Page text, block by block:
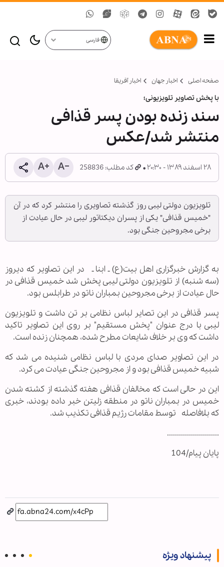
فارسی
صفحه اصلی اخبار جهان اخبار آفریقا
با پخش تصاویر تلویزیونی؛
سند زنده بودن پسر قذافی
منتشر شد/عکس
۲۸ اسفند ۱۳۸۹ - ۲۰:۳۰ کد مطلب: 258836
تلویزیون دولتی لیبی روز گذشته تصاویری را منتشر کرد که در آن
"خمیس قذافی" یکی از پسران دیکتاتور لیبی در حال عیادت از
برخی مجروحین جنگی بود.
به گزارش خبرگزاری اهل بیت(ع) ـ ابنا ـ در این تصاویر که دیروز
(سه شنبه) از تلویزیون دولتی لیبی پخش شد خمیس قذافی در
حال عیادت از برخی مجروحین بمباران ناتو در طرابلس بود.
پسر قذافی در این تصایر لباس نظامی بر تن داشت و تلویزیون
لیبی با درج عنوان "پخش مستقیم" بر روی این تصاویر تاکید
داشت که وی بر خلاف شایعات مطرح شده، همچنان زنده است.
در این تصاویر صدای مردی با لباس نظامی شنیده می شد که
شبیه خمیس قذافی بود و از مجروحین جنگی عیادت می کرد.
این در حالی است که مخالفان قذافی هفته گذشته از کشته شدن
خمیس در بمباران ناتو در منطقه زلیتن خبر داده بودند، خبری
که بلافاصله توسط مقامات رژیم قذافی تکذیب شد.
..........................
پایان پیام/104
پیشنهاد ویژه